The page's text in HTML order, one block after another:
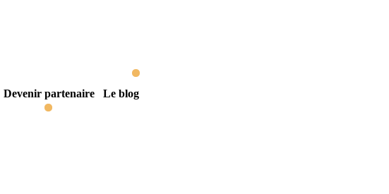
Devenir partenaire
Le blog